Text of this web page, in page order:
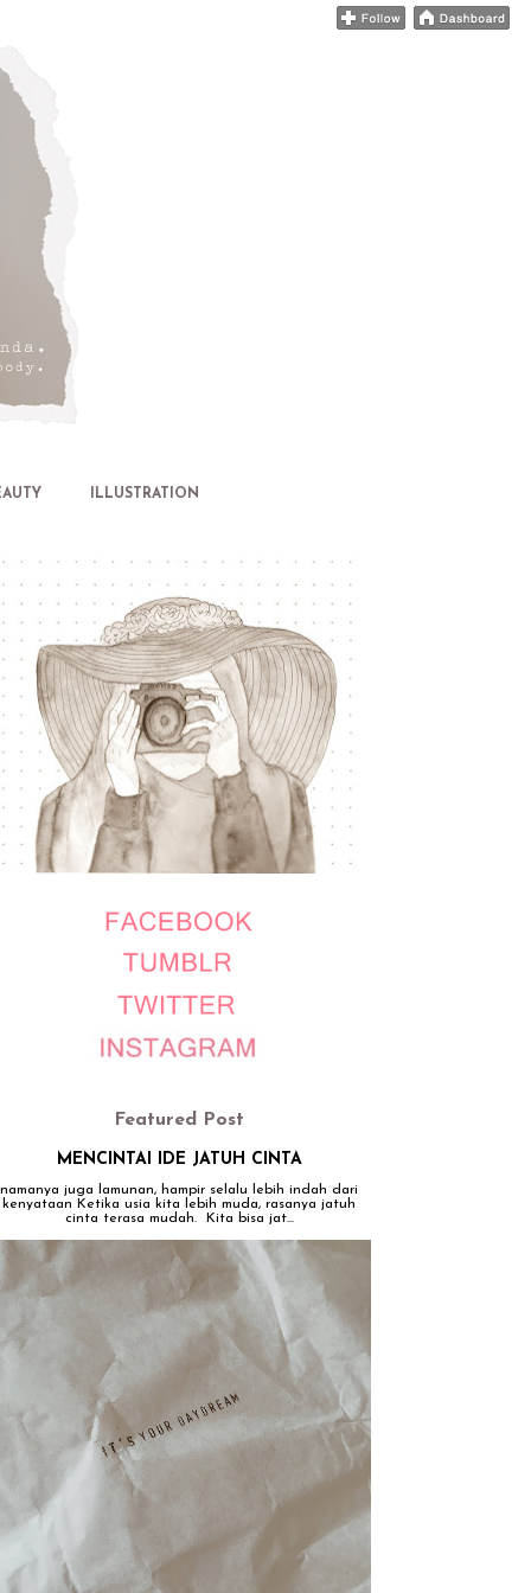
ILLUSTRATION
Featured Post
MENCINTAI IDE JATUH CINTA
namanya juga lamunan, hampir selalu lebih indah dari
kenyataan Ketika usia kita lebih muda, rasanya jatuh
cinta terasa mudah. Kita bisa jat...